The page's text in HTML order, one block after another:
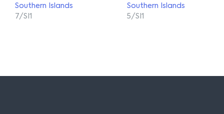
Southern Islands
7/SI1
Southern Islands
5/SI1